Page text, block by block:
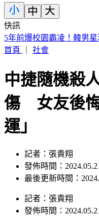
快訊
白海豚海警範圍擴大！全
首頁
社會
中捷隨機殺
傷 女友後
運」
記者：張貴翔
發佈時間：
最後更新時間：
記者 ： 張貴翔
發佈時間：